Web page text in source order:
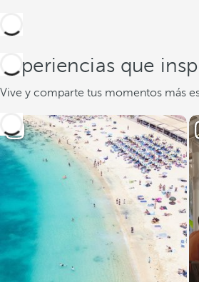
Experiencias que
Vive y comparte tus momentos más